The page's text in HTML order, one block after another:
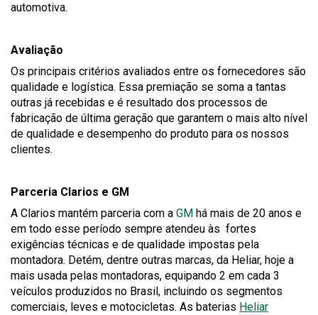
automotiva.
Avaliação
Os principais critérios avaliados entre os fornecedores são
qualidade e logística. Essa premiação se soma a tantas
outras já recebidas e é resultado dos processos de
fabricação de última geração que garantem o mais alto nível
de qualidade e desempenho do produto para os nossos
clientes.
Parceria Clarios e GM
A Clarios mantém parceria com a GMThis
link
will
trigger
a
popup
message.
há mais de 20 anos e
em todo esse período sempre atendeu às fortes
exigências técnicas e de qualidade impostas pela
montadora. Detém, dentre outras marcas, da Heliar, hoje a
mais usada pelas montadoras, equipando 2 em cada 3
veículos produzidos no Brasil, incluindo os segmentos
comerciais, leves e motocicletas. As baterias Heliar